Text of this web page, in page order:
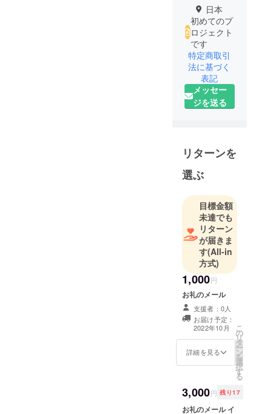
日本
初めてのプ
ロジェクト
です
特定商取引
法に基づく
表記
メッセー
ジを送る
リターンを
選ぶ
目標金額
未達でも
リターン
が届きま
す(All-in
方式)
1,000円
お礼のメール
支援者：0人
お届け予定：
2022年10月
詳細を見る
こ
の
リ
タ
ー
ン
を
選
択
す
る
3,000円 残り17
お礼のメール イ